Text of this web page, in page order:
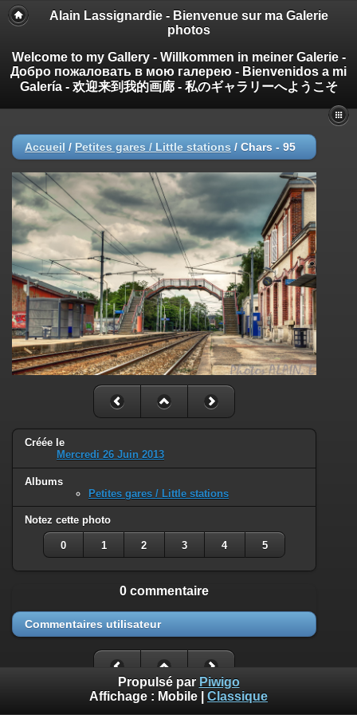
Alain Lassignardie - Bienvenue sur ma Galerie
photos
Welcome to my Gallery - Willkommen in meiner Galerie -
Добро пожаловать в мою галерею - Bienvenidos a mi
Galería - 欢迎来到我的画廊 - 私のギャラリーへようこそ
Accueil / Petites gares / Little stations / Chars - 95
Créée le
Mercredi 26 Juin 2013
Albums
Petites gares / Little stations
Notez cette photo
0 1 2 3 4 5
0 commentaire
Commentaires utilisateur
Propulsé par Piwigo
Affichage : Mobile Classique